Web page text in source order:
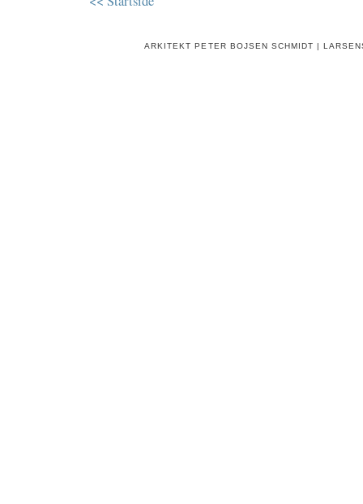
ARKITEKT PETER BOJSEN SCHMIDT |